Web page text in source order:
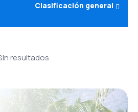
Clasificación general
resultados